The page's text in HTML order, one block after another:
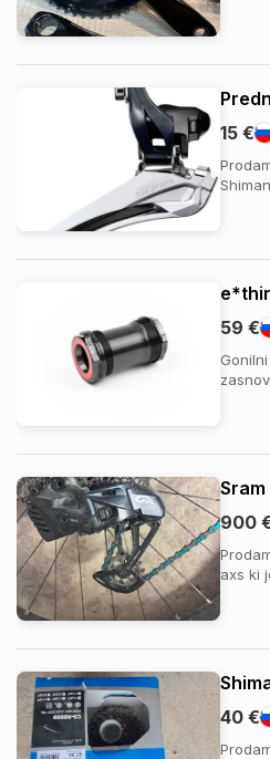
15 €
59 €
dobo
Sram
900
axs ki
(deliv
071
40 €